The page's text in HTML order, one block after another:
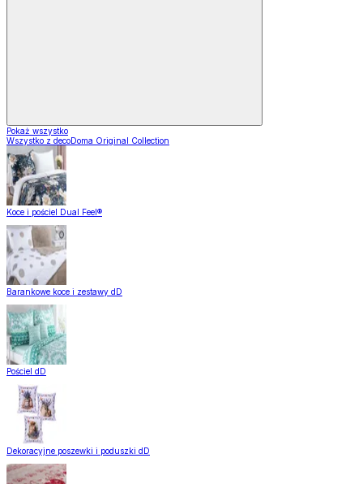
Pokaż wszystko
Wszystko z decoDoma Original Collection
Koce i pościel Dual Feel®
Barankowe koce i zestawy dD
Pościel dD
Dekoracyjne poszewki i poduszki dD